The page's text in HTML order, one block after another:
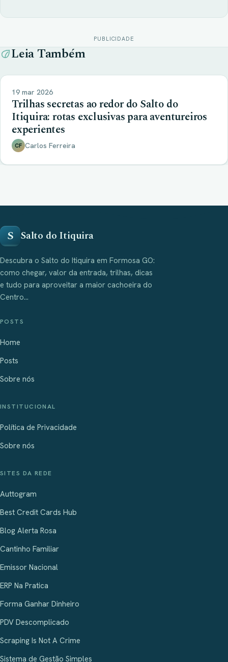
PUBLICIDADE
Leia Também
19 mar 2026
Trilhas secretas ao redor do Salto do
Itiquira: rotas exclusivas para aventureiros
experientes
CF Carlos Ferreira
S Salto do Itiquira
Descubra o Salto do Itiquira em Formosa GO:
como chegar, valor da entrada, trilhas, dicas
e tudo para aproveitar a maior cachoeira do
Centro...
POSTS
Home
Posts
Sobre nós
INSTITUCIONAL
Política de Privacidade
Sobre nós
SITES DA REDE
Auttogram
Best Credit Cards Hub
Blog Alerta Rosa
Cantinho Familiar
Emissor Nacional
ERP Na Pratica
Forma Ganhar Dinheiro
PDV Descomplicado
Scraping Is Not A Crime
Sistema de Gestão Simples